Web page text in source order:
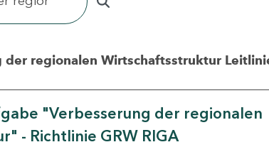
der regionalen Wirtschaftsstruktur
"Verbesserung der regionalen
- Richtlinie GRW RIGA